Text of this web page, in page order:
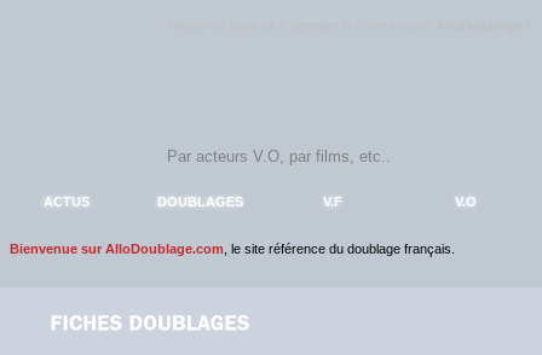
ACTUS DOUBLAGES V.F V.O
Bienvenue sur AlloDoublage.com , le site référence du doublage français.